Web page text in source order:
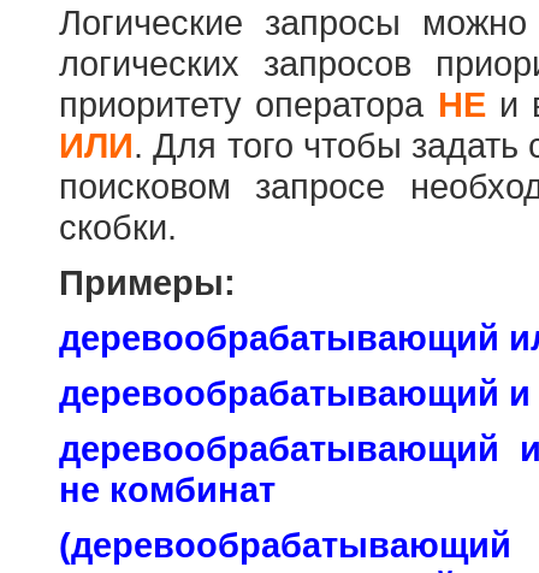
Логические запросы
логических запросов
приоритету оператора НЕи
ИЛИ. Для того чтобы задать
поисковом запросе
скобки.
Примеры:
деревообрабатывающий
деревообрабатывающий и
деревообрабатывающий
не комбинат